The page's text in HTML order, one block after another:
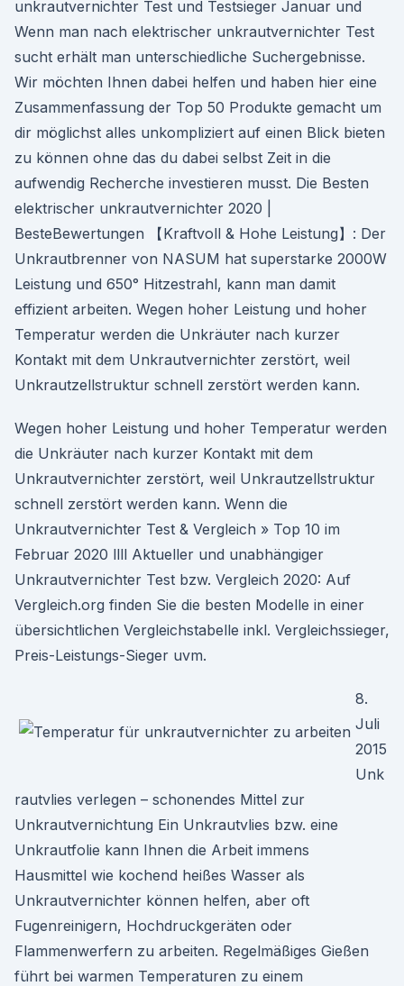
unkrautvernichter Test und Testsieger Januar und
Wenn man nach elektrischer unkrautvernichter Test
sucht erhält man unterschiedliche Suchergebnisse.
Wir möchten Ihnen dabei helfen und haben hier eine
Zusammenfassung der Top 50 Produkte gemacht um
dir möglichst alles unkompliziert auf einen Blick bieten
zu können ohne das du dabei selbst Zeit in die
aufwendig Recherche investieren musst. Die Besten
elektrischer unkrautvernichter 2020 |
BesteBewertungen 【Kraftvoll & Hohe Leistung】: Der
Unkrautbrenner von NASUM hat superstarke 2000W
Leistung und 650° Hitzestrahl, kann man damit
effizient arbeiten. Wegen hoher Leistung und hoher
Temperatur werden die Unkräuter nach kurzer
Kontakt mit dem Unkrautvernichter zerstört, weil
Unkrautzellstruktur schnell zerstört werden kann.
Wegen hoher Leistung und hoher Temperatur werden
die Unkräuter nach kurzer Kontakt mit dem
Unkrautvernichter zerstört, weil Unkrautzellstruktur
schnell zerstört werden kann. Wenn die
Unkrautvernichter Test & Vergleich » Top 10 im
Februar 2020 llll Aktueller und unabhängiger
Unkrautvernichter Test bzw. Vergleich 2020: Auf
Vergleich.org finden Sie die besten Modelle in einer
übersichtlichen Vergleichstabelle inkl. Vergleichssieger,
Preis-Leistungs-Sieger uvm.
8.
Juli
2015
Unk
rautvlies verlegen – schonendes Mittel zur
Unkrautvernichtung Ein Unkrautvlies bzw. eine
Unkrautfolie kann Ihnen die Arbeit immens
Hausmittel wie kochend heißes Wasser als
Unkrautvernichter können helfen, aber oft
Fugenreinigern, Hochdruckgeräten oder
Flammenwerfern zu arbeiten. Regelmäßiges Gießen
führt bei warmen Temperaturen zu einem